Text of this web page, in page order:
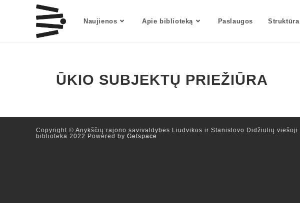
Naujienos Apie biblioteką Paslaugos Struktūra
ŪKIO SUBJEKTŲ PRIEŽIŪRA
Copyright © Anykščių rajono savivaldybės Liudvikos ir Stanislovo Didžiulių viešoji
biblioteka 2022 Powered by Getspace